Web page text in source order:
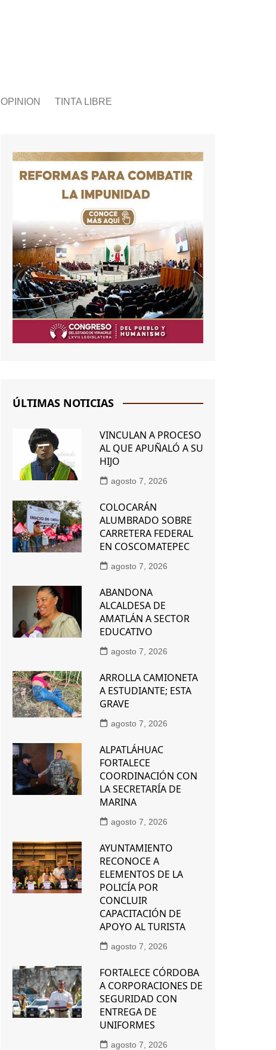
OPINION TINTA LIBRE
ÚLTIMAS NOTICIAS
VINCULAN A PROCESO
AL QUE APUÑALÓ A SU
HIJO
agosto 7, 2026
COLOCARÁN
ALUMBRADO SOBRE
CARRETERA FEDERAL
EN COSCOMATEPEC
agosto 7, 2026
ABANDONA
ALCALDESA DE
AMATLÁN A SECTOR
EDUCATIVO
agosto 7, 2026
ARROLLA CAMIONETA
A ESTUDIANTE; ESTA
GRAVE
agosto 7, 2026
ALPATLÁHUAC
FORTALECE
COORDINACIÓN CON
LA SECRETARÍA DE
MARINA
agosto 7, 2026
AYUNTAMIENTO
RECONOCE A
ELEMENTOS DE LA
POLICÍA POR
CONCLUIR
CAPACITACIÓN DE
APOYO AL TURISTA
agosto 7, 2026
FORTALECE CÓRDOBA
A CORPORACIONES DE
SEGURIDAD CON
ENTREGA DE
UNIFORMES
agosto 7, 2026